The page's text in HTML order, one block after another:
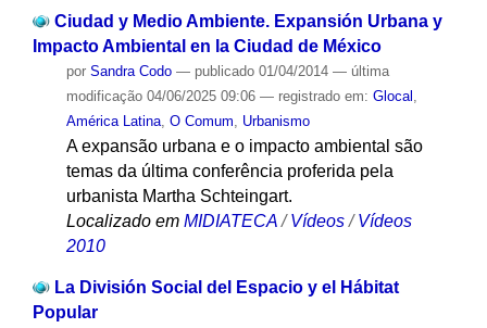
Ciudad y Medio Ambiente. Expansión Urbana y
Impacto Ambiental en la Ciudad de México
por Sandra Codo — publicado01/04/2014 — última
modificação04/06/2025 09:06 — registrado em: Glocal
América Latina, O Comum Urbanismo
A expansão urbana e o impacto ambiental são
temas da última conferência proferida pela
urbanista Martha Schteingart.
Localizado em MIDIATECA /Vídeos /Vídeos
2010
La División Social del Espacio y el Hábitat
Popular